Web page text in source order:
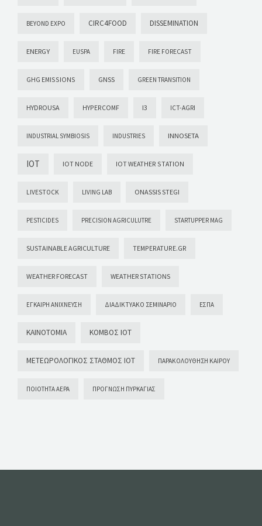
BEYOND EXPO CIRC4FOOD DISSEMINATION
ENERGY EUSPA FIRE FIRE FORECAST
GHG EMISSIONS GNSS GREEN TRANSITION
HYDROUSA HYPERCOMF I3 ICT-AGRI
INDUSTRIAL SYMBIOSIS INDUSTRIES INNOSETA
IOT IOT NODE IOT WEATHER STATION
LIVESTOCK LIVING LAB ONASSIS STEGI
PESTICIDES PRECISION AGRICULUTRE STARTUPPER MAG
SUSTAINABLE AGRICULTURE TEMPERATURE.GR
WEATHER FORECAST WEATHER STATIONS
ΈΓΚΑΙΡΗ ΑΝΊΧΝΕΥΣΗ ΔΙΑΔΙΚΤΥΑΚΌ ΣΕΜΙΝΆΡΙΟ ΕΣΠΑ
ΚΑΙΝΟΤΟΜΊΑ ΚΌΜΒΟΣ ΙΟΤ
ΜΕΤΕΩΡΟΛΟΓΙΚΌΣ ΣΤΑΘΜΌΣ ΙΟΤ ΠΑΡΑΚΟΛΟΎΘΗΣΗ ΚΑΙΡΟΎ
ΠΟΙΌΤΗΤΑ ΑΈΡΑ ΠΡΌΓΝΩΣΗ ΠΥΡΚΑΓΙΆΣ